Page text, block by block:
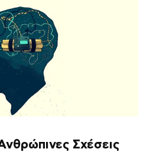
Σχέσεις